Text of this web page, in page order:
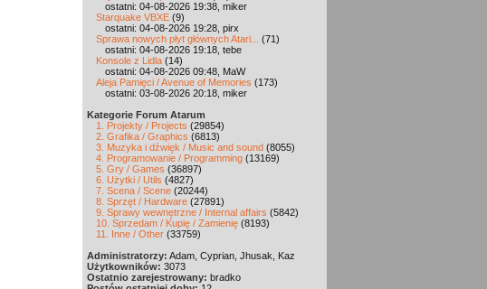
ostatni: 04-08-2026 19:38, miker
Starquake VBXE (9)
ostatni: 04-08-2026 19:28, pirx
Sprawa nowych płyt głównych Atari...
(71)
ostatni: 04-08-2026 19:18, tebe
Konsole z Lidla (14)
ostatni: 04-08-2026 09:48, MaW
Aleja Pamięci / Avenue of Memories (173)
ostatni: 03-08-2026 20:18, miker
Kategorie Forum Atarum
1. Projekty / Projects (29854)
2. Grafika / Graphics (6813)
3. Muzyka i dźwięk / Music and sound (8055)
4. Programowanie / Programming (13169)
5. Gry / Games (36897)
6. Użytki / Utils (4827)
7. Scena / Scene (20244)
8. Sprzęt / Hardware (27891)
9. Sprawy wewnętrzne / Internal affairs (5842)
10. Sprzedam / Kupię / Zamienię (8193)
11. Inne / Other (33759)
Administratorzy: Adam, Cyprian, Jhusak, Kaz
Użytkowników: 3073
Ostatnio zarejestrowany: bradko